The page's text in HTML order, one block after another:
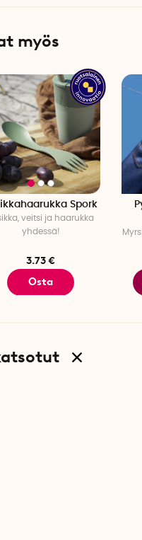
myös
Spork
veitsi ja haarukka
yhdessä!
3.73 €
Osta